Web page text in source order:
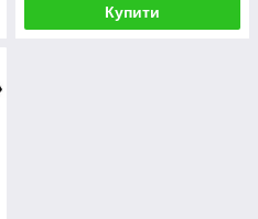
Купити